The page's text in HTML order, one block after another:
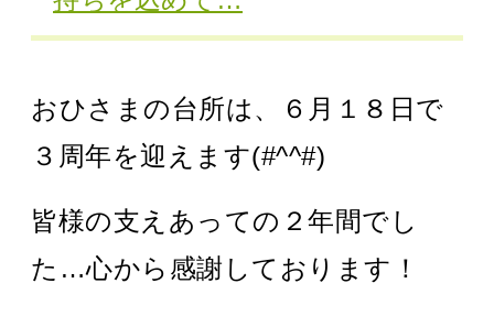
でんぱた
ぷかぷかさんと
お知らせ ぷかぷか日記
アクセス 採用情報
お問い合わせ
おひさまの台所は、６月１８日で
３周年を迎えます(#^^#)
皆様の支えあっての２年間でし
た…心から感謝しております！